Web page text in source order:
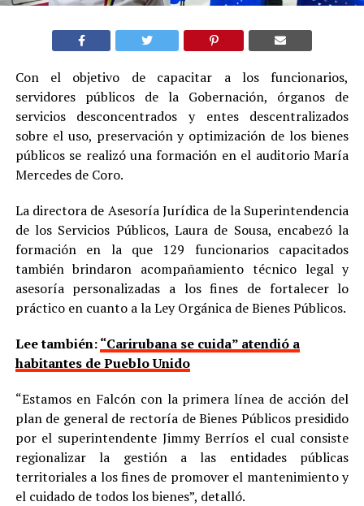
Con el objetivo de capacitar a los funcionarios,
servidores públicos de la Gobernación, órganos de
servicios desconcentrados y entes descentralizados
sobre el uso, preservación y optimización de los bienes
públicos se realizó una formación en el auditorio María
Mercedes de Coro.
La directora de Asesoría Jurídica de la Superintendencia
de los Servicios Públicos, Laura de Sousa, encabezó la
formación en la que 129 funcionarios capacitados
también brindaron acompañamiento técnico legal y
asesoría personalizadas a los fines de fortalecer lo
práctico en cuanto a la Ley Orgánica de Bienes Públicos.
Lee también:“Carirubana se cuida” atendió a
habitantes de Pueblo Unido
“Estamos en Falcón con la primera línea de acción del
plan de general de rectoría de Bienes Públicos presidido
por el superintendente Jimmy Berríos el cual consiste
regionalizar la gestión a las entidades públicas
territoriales a los fines de promover el mantenimiento y
el cuidado de todos los bienes”, detalló.